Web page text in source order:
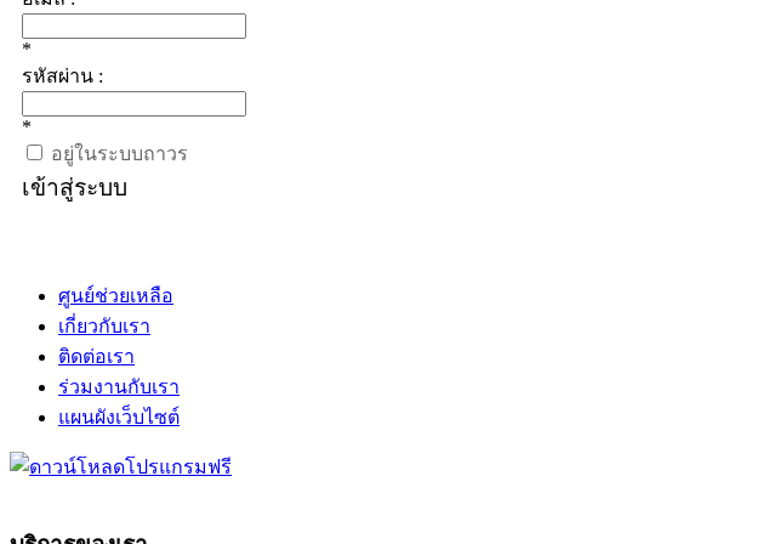
*
รหัสผ่าน :
*
อยู่ในระบบถาวร
เข้าสู่ระบบ
ศูนย์ช่วยเหลือ
เกี่ยวกับเรา
ติดต่อเรา
ร่วมงานกับเรา
แผนผังเว็บไซต์